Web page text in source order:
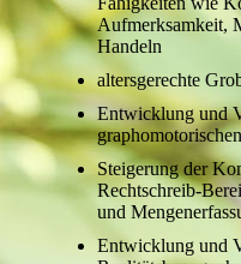
Aufmerksamkeit,
Handeln
altersgerechte
Entwicklung und
Steigerung der
Rechtschreib-
und
Entwicklung und